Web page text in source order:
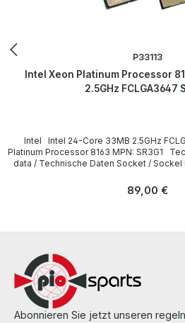
P33113
Intel Xeon Platinum Processor
2.5GHz FCLGA3647
Platinum Processor 8163 MPN: SR3G1 Technische Daten Technical
data / Technische Daten Socket / Sockel LGA3647 Cores / Kerne
information and details can be
Seiten des Herstellers. All parts are used but 100% OK!!! Alle Teile
Regulärer
89,00 €
Abonnieren Sie jetzt unseren